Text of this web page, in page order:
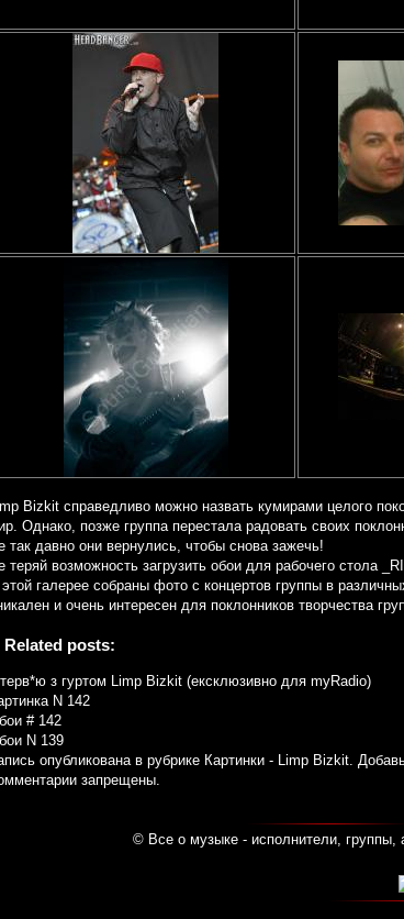
Bizkit справедливо можно назвать кумирами целого
Однако, позже группа перестала радовать своих
так давно они вернулись, чтобы снова зажечь!
теряй возможность загрузить обои для рабочего стола
галерее собраны фото с концертов группы в
и очень интересен для поклонников творчества
Related posts:
з гуртом Limp Bizkit (ексклюзивно для myRadio)
N 142
# 142
N 139
опубликована в рубрике Картинки - Limp Bizkit.
запрещены.
© Все о музыке - исполнители,